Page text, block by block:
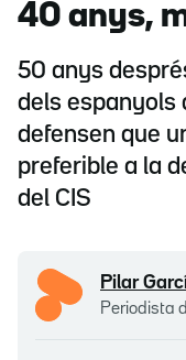
40 anys,
50 anys
dels espanyols
defensen que
preferible a la
del CIS
Pilar
Periodista